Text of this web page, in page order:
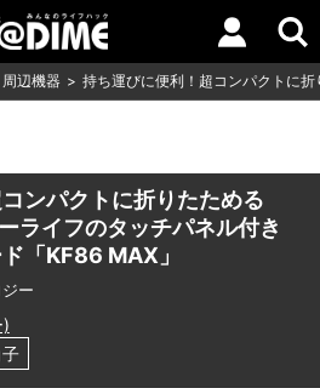
辺機器 持ち運びに便利！超コンパクトに
ンパクトに折りたためる
ライフのタッチパネル付き
「KF86 MAX」
ー